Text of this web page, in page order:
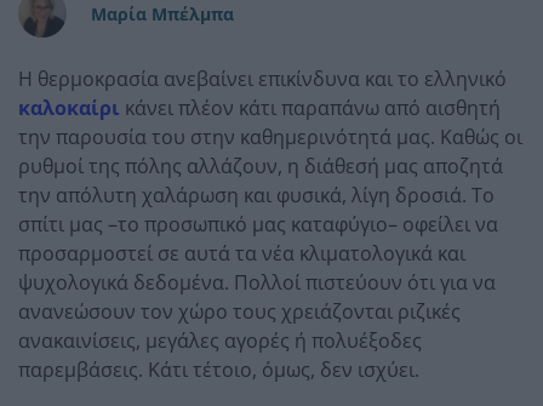
Μαρία Μπέλμπα
Η θερμοκρασία ανεβαίνει επικίνδυνα και το ελληνικό
καλοκαίρι κάνει πλέον κάτι παραπάνω από αισθητή
την παρουσία του στην καθημερινότητά μας. Καθώς οι
ρυθμοί της πόλης αλλάζουν, η διάθεσή μας αποζητά
την απόλυτη χαλάρωση και φυσικά, λίγη δροσιά. Το
σπίτι μας –το προσωπικό μας καταφύγιο– οφείλει να
προσαρμοστεί σε αυτά τα νέα κλιματολογικά και
ψυχολογικά δεδομένα. Πολλοί πιστεύουν ότι για να
ανανεώσουν τον χώρο τους χρειάζονται ριζικές
ανακαινίσεις, μεγάλες αγορές ή πολυέξοδες
παρεμβάσεις. Κάτι τέτοιο, όμως, δεν ισχύει.